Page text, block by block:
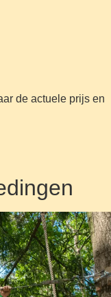
de actuele prijs en